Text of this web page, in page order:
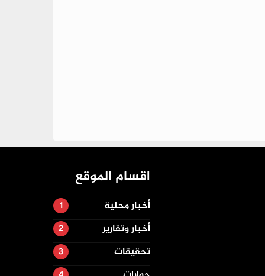
اقسام الموقع
أخبار محلية
أخبار وتقارير
تحقيقات